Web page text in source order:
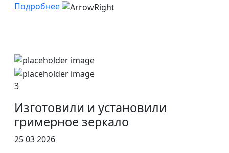
Подробнее
3
Изготовили и установили
гримерное зеркало
25 03 2026